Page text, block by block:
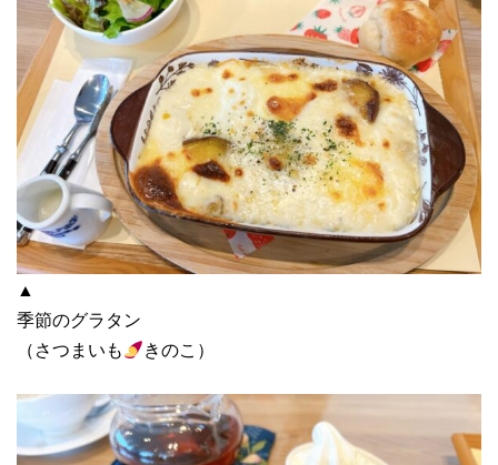
▲
季節のグラタン
（さつまいも
きのこ）